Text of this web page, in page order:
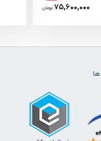
۷۵,۶۰۰,۰۰۰ تومان
ها